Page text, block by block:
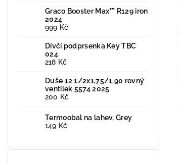
Graco Booster Max™ R129 iron
2024
999 Kč
Dívčí podprsenka Key TBC
024
218 Kč
Duše 12 1/2x1,75/1,90 rovný
ventilek 5574 2025
200 Kč
Termoobal na lahev, Grey
149 Kč